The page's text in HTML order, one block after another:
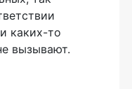
каких-то
вызывают.